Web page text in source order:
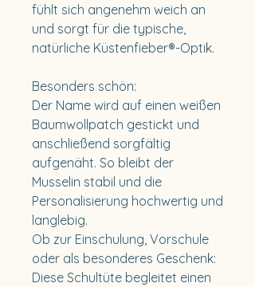
fühlt sich angenehm weich an
und sorgt für die typische,
natürliche Küstenfieber®-Optik.
Besonders schön:
Der Name wird auf einen weißen
Baumwollpatch gestickt und
anschließend sorgfältig
aufgenäht. So bleibt der
Musselin stabil und die
Personalisierung hochwertig und
langlebig.
Ob zur Einschulung, Vorschule
oder als besonderes Geschenk:
Diese Schultüte begleitet einen